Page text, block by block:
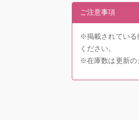
ご注意事項
※掲載されている
ください。
※在庫数は更新の